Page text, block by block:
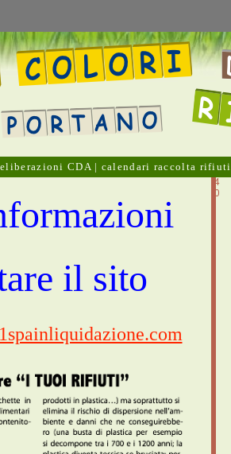
il sito
7
4
0
CDA| calendari raccolta rifiuti